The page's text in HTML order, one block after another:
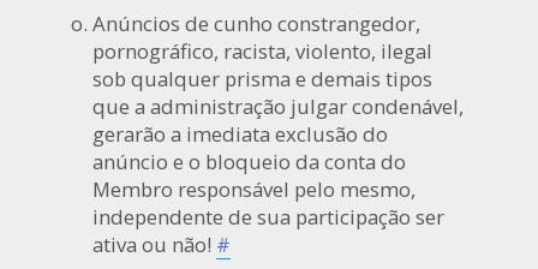
Anúncios de cunho constrangedor,
pornográfico, racista, violento, ilegal
sob qualquer prisma e demais tipos
que a administração julgar condenável,
gerarão a imediata exclusão do
anúncio e o bloqueio da conta do
Membro responsável pelo mesmo,
independente de sua participação ser
ativa ou não! #